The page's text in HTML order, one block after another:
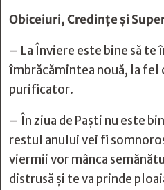
Obiceiuri, Credințe și
– La Înviere este bine să te
îmbrăcămintea nouă, la fel
purificator.
– În ziua de Paşti nu este
restul anului vei fi
viermii vor mânca
distrusă şi te va prinde